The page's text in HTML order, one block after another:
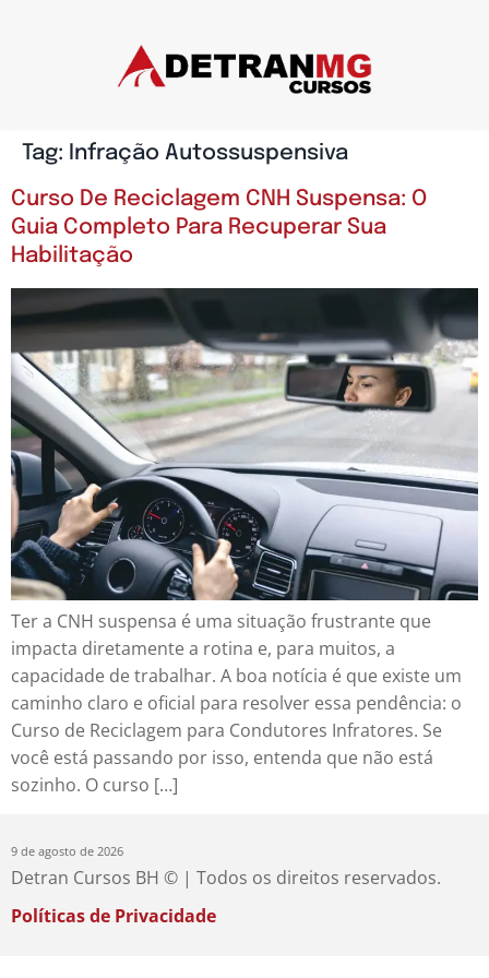
Tag: Infração Autossuspensiva
Curso De Reciclagem CNH Suspensa: O
Guia Completo Para Recuperar Sua
Habilitação
Ter a CNH suspensa é uma situação frustrante que
impacta diretamente a rotina e, para muitos, a
capacidade de trabalhar. A boa notícia é que existe um
caminho claro e oficial para resolver essa pendência: o
Curso de Reciclagem para Condutores Infratores. Se
você está passando por isso, entenda que não está
sozinho. O curso […]
9 de agosto de 2026
Detran Cursos BH © | Todos os direitos reservados.
Políticas de Privacidade